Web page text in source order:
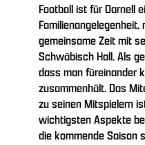
Football ist für Darnell
gemeinsame Zeit mit
Schwäbisch Hall. Als
dass man füreinander
zusammenhält. Das
zu seinen Mitspielern
wichtigsten Aspekte
die kommende Saison